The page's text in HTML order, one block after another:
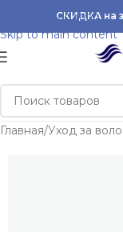
Skip to navigation
Skip to main content
СКИДКА на
Главная/Уход за